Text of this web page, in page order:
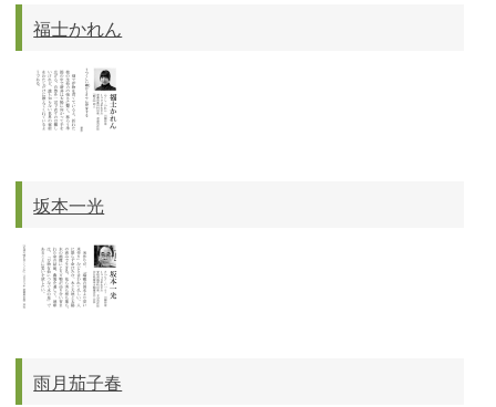
福士かれん
坂本一光
雨月茄子春